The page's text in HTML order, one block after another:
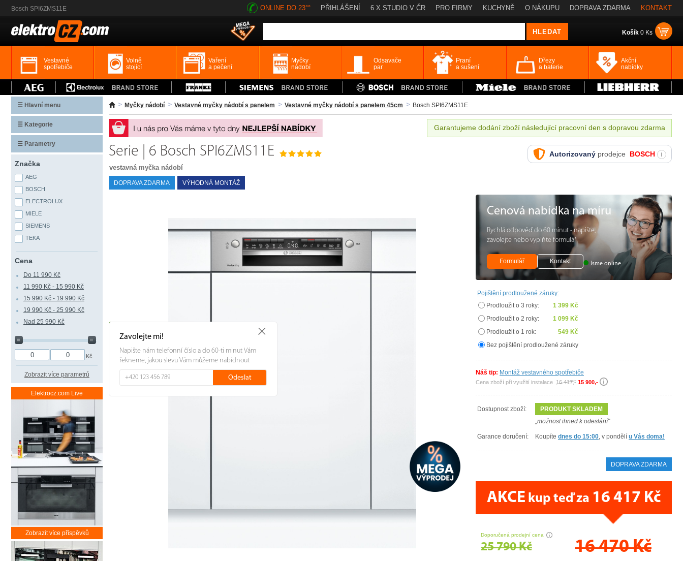
Bosch SPI6ZMS11E ONLINE DO 23°° PŘIHLÁŠENÍ 6 X STUDIO V ČR PRO FIRMY KUCHYNĚ O NÁKUPU DOPRAVA ZDARMA KONTAKT
Košík0 Ks
Vestavné
spotřebiče
Volně
stojící
Vaření
a pečení
Myčky
nádobí
Odsavače
par
Praní
a sušení
Dřezy
a baterie
Akční
nabídky
Myčky nádobí Vestavné myčky nádobí s panelem Vestavné myčky nádobí s panelem 45cm Bosch SPI6ZMS11E
Garantujeme dodání zboží následující pracovní den s dopravou zdarma
Serie | 6 Bosch SPI6ZMS11E
vestavná myčka nádobí
DOPRAVA ZDARMA VÝHODNÁ MONTÁŽ
Autorizovaný prodejce BOSCH i
Zavolejte mi! +
Napište nám telefonní číslo a do 60-ti minut Vám
řekneme, jakou slevu Vám můžeme nabídnout
Cenová nabídka na míru
Rychlá odpověď do 60 minut - napište,
zavolejte nebo vyplňte formulář
Formulář Kontakt Jsme online
Pojištění prodloužené záruky:
Prodloužit o 3 roky:
1 399 Kč
Prodloužit o 2 roky:
1 099 Kč
Prodloužit o 1 rok:
549 Kč
Bez pojištění prodloužené záruky
Náš tip: Montáž vestavného spotřebiče
Cena zboží při využití instalace 16 417,- 15 900,-
Dostupnost zboží:
PRODUKT SKLADEM
„možnost ihned k odeslání"
Garance doručení: Koupíte dnes do 15:00, v pondělí u Vás doma!
DOPRAVA ZDARMA
AKCE kup teď za 16 417 Kč
Doporučená prodejní cena
25 790 Kč 16 470Kč
☰ Hlavní menu
☰ Kategorie
☰ Parametry
Značka
AEG
BOSCH
ELECTROLUX
MIELE
SIEMENS
TEKA
Cena
Do 11 990 Kč
11 990 Kč - 15 990 Kč
15 990 Kč - 19 990 Kč
19 990 Kč - 25 990 Kč
Nad 25 990 Kč
Kč
Zobrazit více parametrů
Elektrocz.com Live
Zobrazit více příspěvků